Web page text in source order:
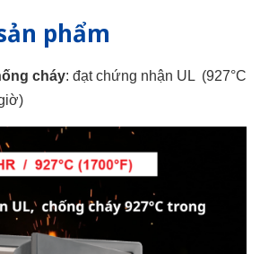
phẩm
cháy: đạt chứng nhận UL (927°C